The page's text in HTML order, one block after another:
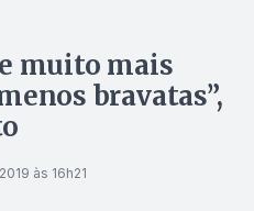
muito mais
bravatas”,
às 16h21